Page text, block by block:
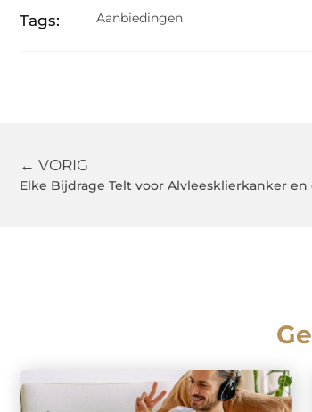
Tags: Aanbiedingen
← VORIG
Elke Bijdrage Telt voor Alvleesklierkanker